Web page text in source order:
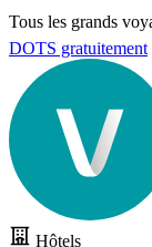
Tous les grands
DOTS gratuitement
Hôtels